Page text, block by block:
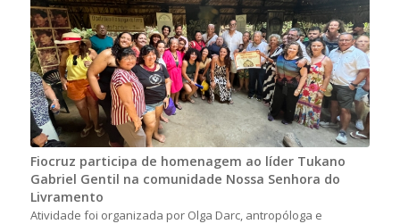
Fiocruz participa de homenagem ao líder Tukano
Gabriel Gentil na comunidade Nossa Senhora do
Livramento
Atividade foi organizada por Olga Darc, antropóloga e